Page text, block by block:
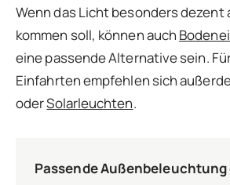
Wenn das Licht besonders dezent
kommen soll, können auch
eine passende Alternative sein.
Einfahrten empfehlen sich
oderSolarleuchten.
Passende